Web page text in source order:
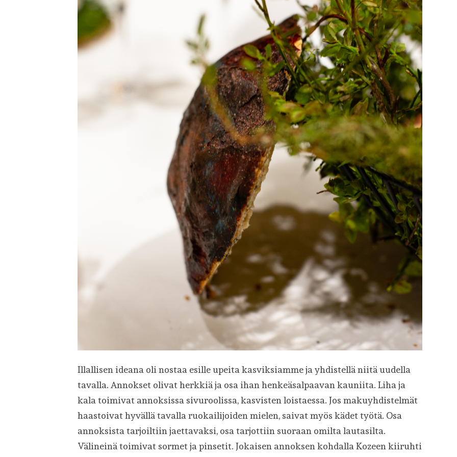
Illallisen ideana oli nostaa esille upeita kasviksiamme ja yhdistellä niitä uudella
tavalla. Annokset olivat herkkiä ja osa ihan henkeäsalpaavan kauniita. Liha ja
kala toimivat annoksissa sivuroolissa, kasvisten loistaessa. Jos makuyhdistelmät
haastoivat hyvällä tavalla ruokailijoiden mielen, saivat myös kädet työtä. Osa
annoksista tarjoiltiin jaettavaksi, osa tarjottiin suoraan omilta lautasilta.
Välineinä toimivat sormet ja pinsetit. Jokaisen annoksen kohdalla Kozeen kiiruhti